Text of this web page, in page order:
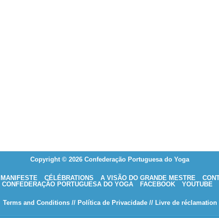
Copyright © 2026 Confederação Portuguesa do Yoga
MANIFESTE CÉLÉBRATIONS A VISÃO DO GRANDE MESTRE
CONFEDERAÇÃO PORTUGUESA DO YOGA
FACEBOOK YOUTUBE
Terms and Conditions // Política de Privacidade // Livre de réclamation